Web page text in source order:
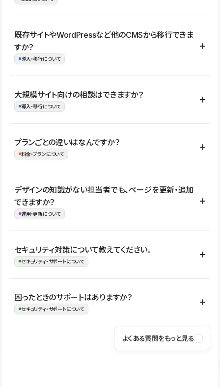
コーポレートサイト、サービスサイト、LP、採用サイト、ブロ
グ・メディア、イベントサイト、店舗・商品紹介サイト、ポートフ
ォリオなど幅広く制作できます。
既存サイトやWordPressなど他のCMSから移行できま
すか？
導入・移行について
はい。既存サイトの構成やコンテンツ、URLを整理したうえで、
Studio上に再構築する形で移行できます。 WordPressの場合は、
イト全体のデザインや設定がそのまま移行されるわけではないた
め、移行後にページ構成やデザイン、CMS設計、URL・リダイレク
大規模サイト向けの相談はできますか？
導入・移行について
はい。アクセス規模が大きいサイトや、複数部門での運用、権限管
理、セキュリティ確認、既存システムとの連携など、個別の要件が
ない段階でも、お問い合わせください。
お問合せはこちら
プランごとの違いはなんですか？
料金・プランについて
公開ページ数、バージョン履歴の期間、CMS利用数の上限、権限
管理の有無などがプランごとに異なります。詳しくは料金プランペ
ージをご覧ください。
デザインの知識がない担当者でも、ページを更新・追加
できますか？
運用・更新について
はい。CMSやコンポーネントを活用して更新範囲を設計しておく
ことで、デザインを崩しにくい状態で運用できます。 さらにコン
ながらレイアウトに影響を与えずに更新作業を進めやすくなりま
す。
セキュリティ対策について教えてください。
セキュリティ・サポートについて
Studioでは、公開サイトやサービスを安全に利用できるよう、通信
の暗号化、データ保護、アクセス管理、脆弱性対策など、複数の観
はSSL/TLSによる通信暗号化に対応しており、悪質なスクリプトの
困ったときのサポートはありますか？
セキュリティ・サポートについて
操作方法や機能については、ヘルプセンターでご確認いただけま
よくある質問をもっと見る